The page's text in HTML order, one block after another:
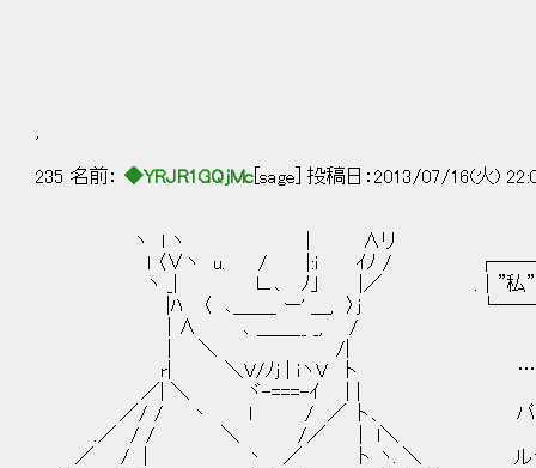
235 名前： ◆YRJR1GQjMc [sage] 投稿日：2013/07/16(火)
ヽ l ヽ | ∧リ
l 〈∨ヽ u. / |:i ｲﾉ /
ヽ _| ∟､ ﾉ｣ |／ .│”私”4歳、親に思い
|ﾊ 〈 ､＿＿_ ー' ＿, 〉j
| ∧ ､ ＿＿__ _, /
| ＼ /|
r| ＼V/ﾉj | ｉヽV 卜 …ルーシー
／| ＼ ヾ-===-ｲ | |
／/ / 丶 l / ／ 卜、 パパは頭が悪い
.／ / / ＼ /／ | l＼
／ / | 丶 ／ 卜 ヽ. ＼ ルーシーは頭が